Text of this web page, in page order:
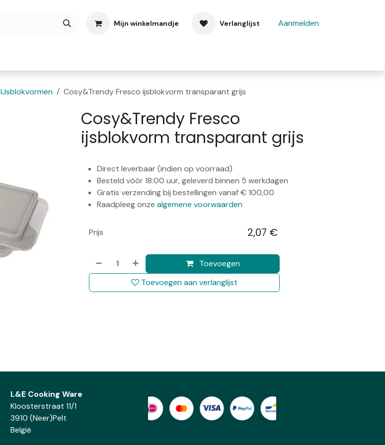
Mijn winkelmandje Verlanglijst Aanmelden
IJsblokvormen Cosy&Trendy Fresco ijsblokvorm transparant grijs
Cosy&Trendy Fresco
ijsblokvorm transparant grijs
Direct leverbaar (indien op voorraad)
Besteld vóór 18:00 uur, geleverd binnen 5 werkdagen
Gratis verzending bij bestellingen vanaf € 100,00
Raadpleeg onze algemene voorwaarden
Toevoegen
Toevoegen aan verlanglijst
Prijs 2,07 €
L&E Cooking Ware
Kloosterstraat 11/1
3910 (Neer)Pelt
België